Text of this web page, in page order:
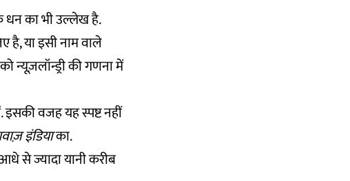
धन का भी उल्लेख है.
है, या इसी नाम वाले
न्यूज़लॉन्ड्री की गणना में
वजह यह स्पष्ट नहीं
इंडियाका.
से ज्यादा यानी करीब